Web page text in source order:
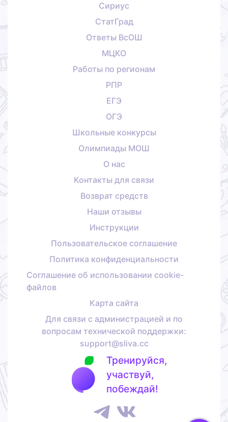
Сириус
СтатГрад
Ответы ВсОШ
МЦКО
Работы по регионам
РПР
ЕГЭ
ОГЭ
Школьные конкурсы
Олимпиады МОШ
О нас
Контакты для связи
Возврат средств
Наши отзывы
Инструкции
Пользовательское соглашение
Политика конфиденциальности
Соглашение об использовании cookie-
файлов
Карта сайта
Для связи с администрацией и по
вопросам технической поддержки:
support@sliva.cc
Тренируйся,
участвуй,
побеждай!